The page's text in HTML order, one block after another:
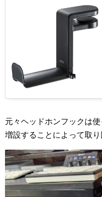
元々ヘッドホンフックは
増設することによって取